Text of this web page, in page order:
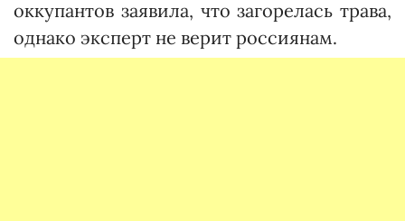
оккупантов заявила, что загорелась трава,
однако эксперт не верит россиянам.